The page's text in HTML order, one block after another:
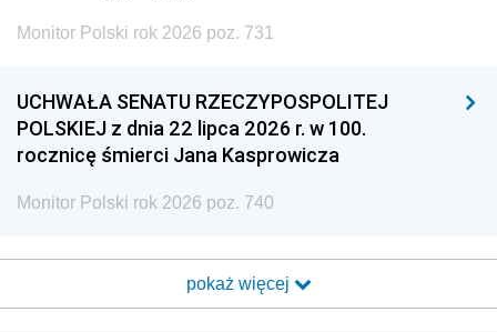
Monitor Polski rok 2026 poz. 731
UCHWAŁA SENATU RZECZYPOSPOLITEJ
POLSKIEJ z dnia 22 lipca 2026 r. w 100.
rocznicę śmierci Jana Kasprowicza
Monitor Polski rok 2026 poz. 740
pokaż więcej